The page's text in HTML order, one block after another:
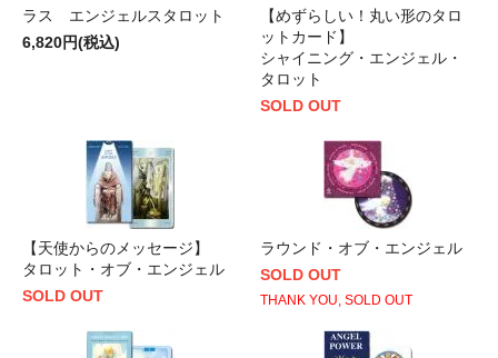
ラス エンジェルスタロット
6,820円(税込)
【めずらしい！丸い形のタロ
ットカード】
シャイニング・エンジェル・
タロット
SOLD OUT
【天使からのメッセージ】
タロット・オブ・エンジェル
SOLD OUT
ラウンド・オブ・エンジェル
SOLD OUT
THANK YOU, SOLD OUT